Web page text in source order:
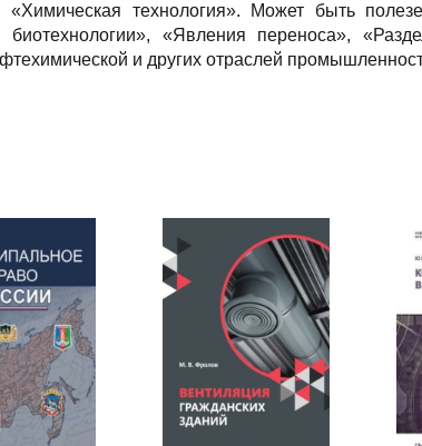
«Химическая технология». Может быть
«Явления переноса»,
и других отраслей